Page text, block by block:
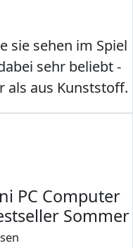
sie sehen im Spiel
sehr beliebt -
als aus Kunststoff.
PC Computer
Sommer